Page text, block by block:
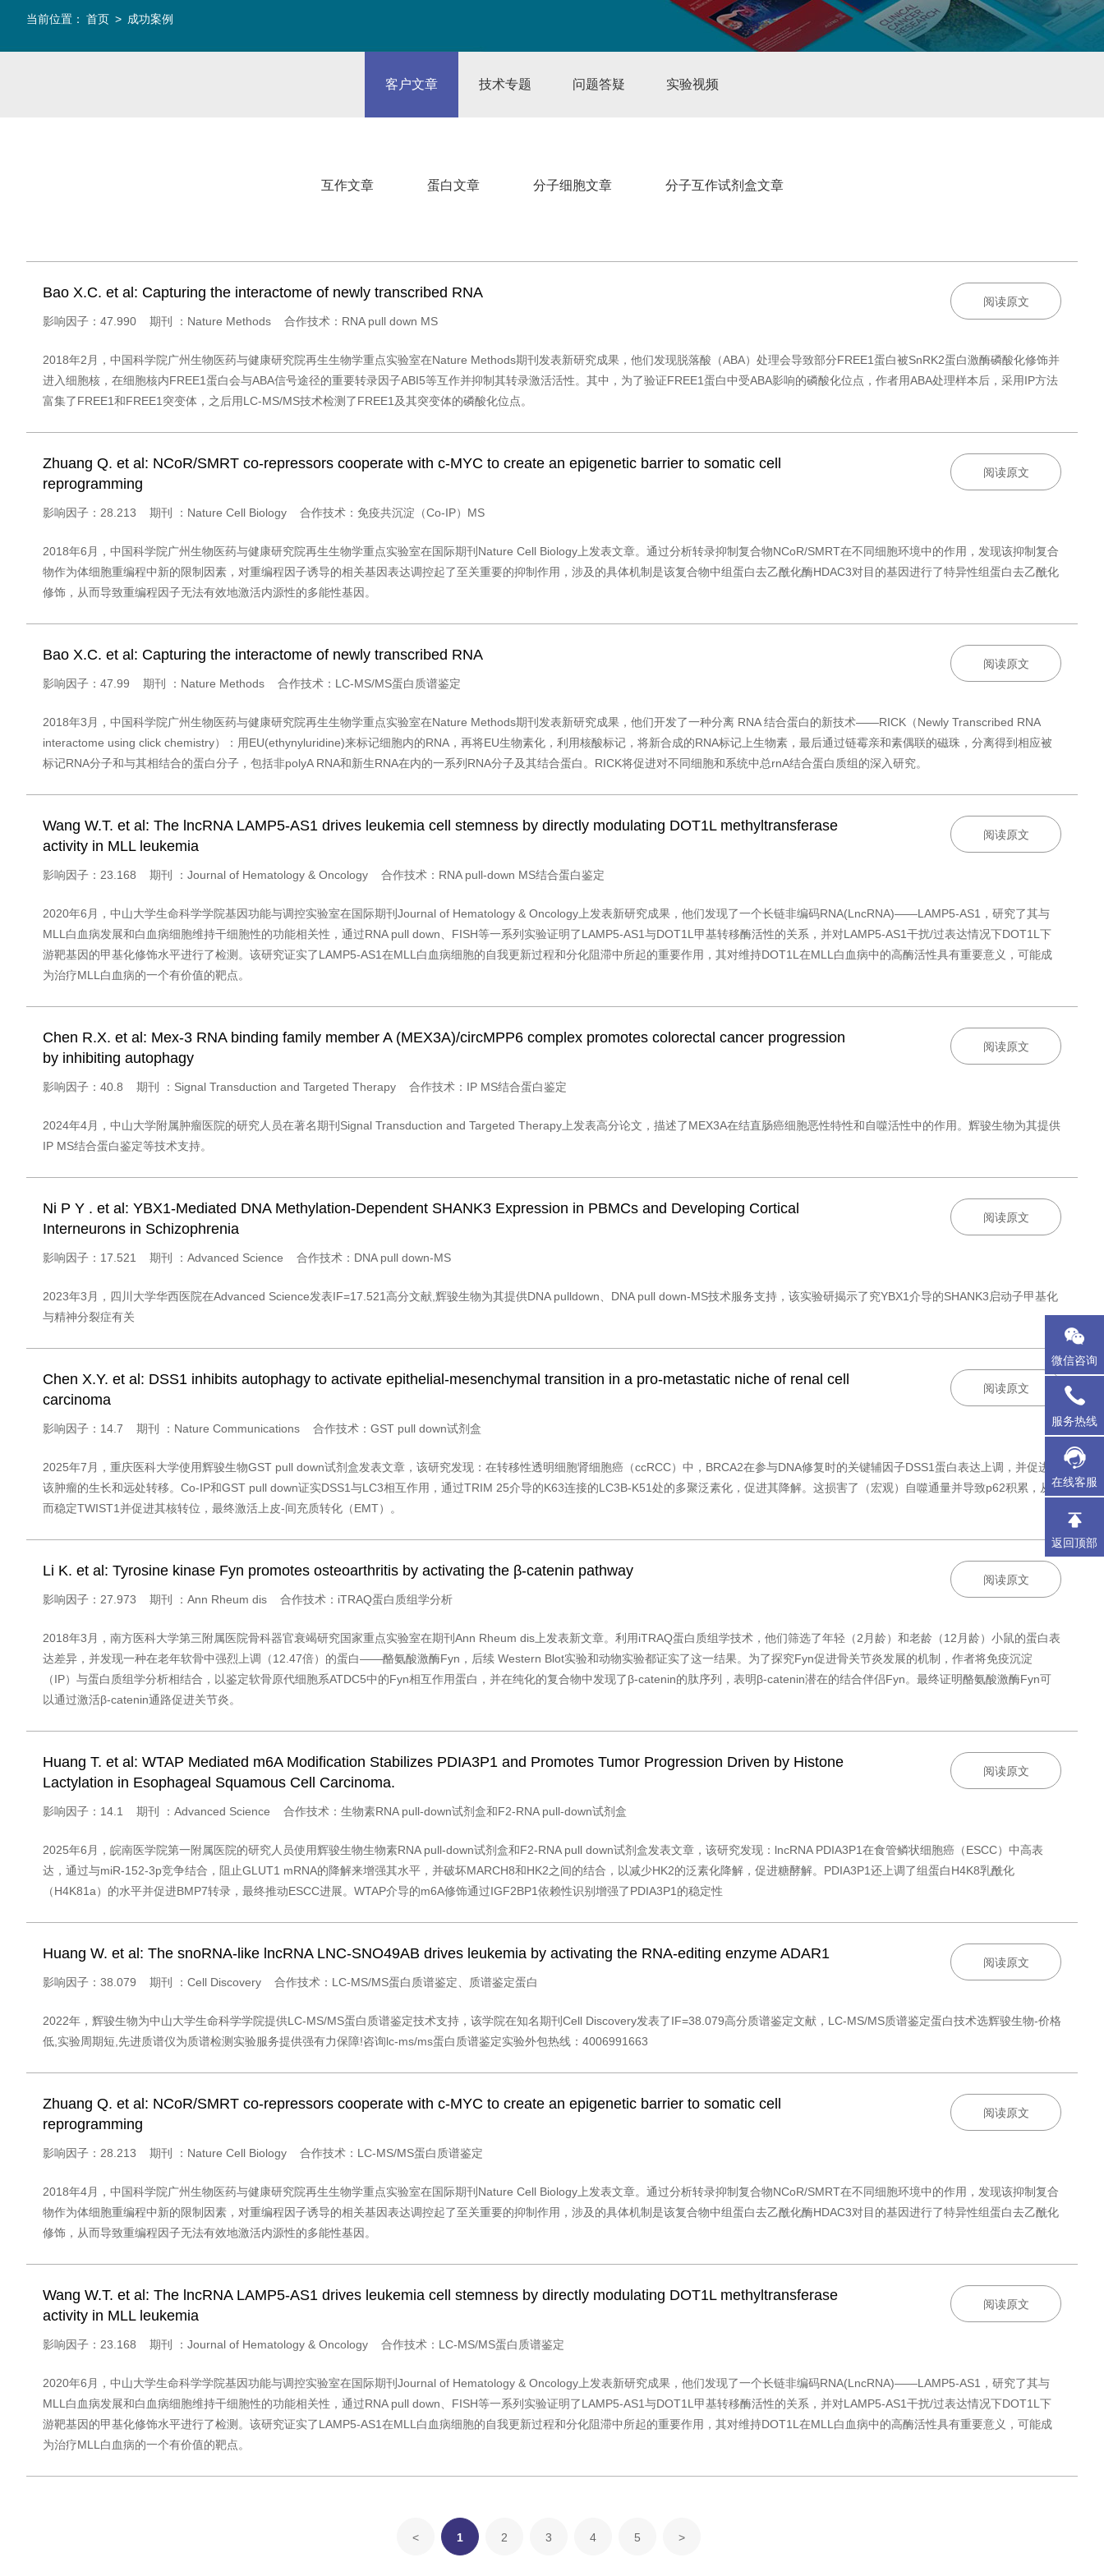
当前位置： 首页 > 成功案例
客户文章 技术专题 问题答疑 实验视频
互作文章 蛋白文章 分子细胞文章 分子互作试剂盒文章
Bao X.C. et al: Capturing the interactome of newly transcribed RNA
影响因子：47.990 期刊 ：Nature Methods 合作技术：RNA pull down MS
阅读原文
2018年2月，中国科学院广州生物医药与健康研究院再生生物学重点实验室在Nature Methods期刊发表新研究成果，他们发现脱落酸（ABA）处理会导致部分FREE1蛋白被SnRK2蛋白激酶磷酸化修饰并
进入细胞核，在细胞核内FREE1蛋白会与ABA信号途径的重要转录因子ABI5等互作并抑制其转录激活活性。其中，为了验证FREE1蛋白中受ABA影响的磷酸化位点，作者用ABA处理样本后，采用IP方法
富集了FREE1和FREE1突变体，之后用LC-MS/MS技术检测了FREE1及其突变体的磷酸化位点。
Zhuang Q. et al: NCoR/SMRT co-repressors cooperate with c-MYC to create an epigenetic barrier to somatic cell
reprogramming
影响因子：28.213 期刊 ：Nature Cell Biology 合作技术：免疫共沉淀（Co-IP）MS
阅读原文
2018年6月，中国科学院广州生物医药与健康研究院再生生物学重点实验室在国际期刊Nature Cell Biology上发表文章。通过分析转录抑制复合物NCoR/SMRT在不同细胞环境中的作用，发现该抑制复合
物作为体细胞重编程中新的限制因素，对重编程因子诱导的相关基因表达调控起了至关重要的抑制作用，涉及的具体机制是该复合物中组蛋白去乙酰化酶HDAC3对目的基因进行了特异性组蛋白去乙酰化
修饰，从而导致重编程因子无法有效地激活内源性的多能性基因。
Bao X.C. et al: Capturing the interactome of newly transcribed RNA
影响因子：47.99 期刊 ：Nature Methods 合作技术：LC-MS/MS蛋白质谱鉴定
阅读原文
2018年3月，中国科学院广州生物医药与健康研究院再生生物学重点实验室在Nature Methods期刊发表新研究成果，他们开发了一种分离 RNA 结合蛋白的新技术——RICK（Newly Transcribed RNA
interactome using click chemistry）：用EU(ethynyluridine)来标记细胞内的RNA，再将EU生物素化，利用核酸标记，将新合成的RNA标记上生物素，最后通过链霉亲和素偶联的磁珠，分离得到相应被
标记RNA分子和与其相结合的蛋白分子，包括非polyA RNA和新生RNA在内的一系列RNA分子及其结合蛋白。RICK将促进对不同细胞和系统中总rnA结合蛋白质组的深入研究。
Wang W.T. et al: The lncRNA LAMP5-AS1 drives leukemia cell stemness by directly modulating DOT1L methyltransferase
activity in MLL leukemia
影响因子：23.168 期刊 ：Journal of Hematology & Oncology 合作技术：RNA pull-down MS结合蛋白鉴定
阅读原文
2020年6月，中山大学生命科学学院基因功能与调控实验室在国际期刊Journal of Hematology & Oncology上发表新研究成果，他们发现了一个长链非编码RNA(LncRNA)——LAMP5-AS1，研究了其与
MLL白血病发展和白血病细胞维持干细胞性的功能相关性，通过RNA pull down、FISH等一系列实验证明了LAMP5-AS1与DOT1L甲基转移酶活性的关系，并对LAMP5-AS1干扰/过表达情况下DOT1L下
游靶基因的甲基化修饰水平进行了检测。该研究证实了LAMP5-AS1在MLL白血病细胞的自我更新过程和分化阻滞中所起的重要作用，其对维持DOT1L在MLL白血病中的高酶活性具有重要意义，可能成
为治疗MLL白血病的一个有价值的靶点。
Chen R.X. et al: Mex-3 RNA binding family member A (MEX3A)/circMPP6 complex promotes colorectal cancer progression
by inhibiting autophagy
影响因子：40.8 期刊 ：Signal Transduction and Targeted Therapy 合作技术：IP MS结合蛋白鉴定
阅读原文
2024年4月，中山大学附属肿瘤医院的研究人员在著名期刊Signal Transduction and Targeted Therapy上发表高分论文，描述了MEX3A在结直肠癌细胞恶性特性和自噬活性中的作用。辉骏生物为其提供
IP MS结合蛋白鉴定等技术支持。
Ni P Y . et al: YBX1-Mediated DNA Methylation-Dependent SHANK3 Expression in PBMCs and Developing Cortical
Interneurons in Schizophrenia
影响因子：17.521 期刊 ：Advanced Science 合作技术：DNA pull down-MS
阅读原文
2023年3月，四川大学华西医院在Advanced Science发表IF=17.521高分文献,辉骏生物为其提供DNA pulldown、DNA pull down-MS技术服务支持，该实验研揭示了究YBX1介导的SHANK3启动子甲基化
与精神分裂症有关
Chen X.Y. et al: DSS1 inhibits autophagy to activate epithelial-mesenchymal transition in a pro-metastatic niche of renal cell
carcinoma
影响因子：14.7 期刊 ：Nature Communications 合作技术：GST pull down试剂盒
阅读原文
2025年7月，重庆医科大学使用辉骏生物GST pull down试剂盒发表文章，该研究发现：在转移性透明细胞肾细胞癌（ccRCC）中，BRCA2在参与DNA修复时的关键辅因子DSS1蛋白表达上调，并促进了
该肿瘤的生长和远处转移。Co-IP和GST pull down证实DSS1与LC3相互作用，通过TRIM 25介导的K63连接的LC3B-K51处的多聚泛素化，促进其降解。这损害了（宏观）自噬通量并导致p62积累，从
而稳定TWIST1并促进其核转位，最终激活上皮-间充质转化（EMT）。
Li K. et al: Tyrosine kinase Fyn promotes osteoarthritis by activating the β-catenin pathway
影响因子：27.973 期刊 ：Ann Rheum dis 合作技术：iTRAQ蛋白质组学分析
阅读原文
2018年3月，南方医科大学第三附属医院骨科器官衰竭研究国家重点实验室在期刊Ann Rheum dis上发表新文章。利用iTRAQ蛋白质组学技术，他们筛选了年轻（2月龄）和老龄（12月龄）小鼠的蛋白表
达差异，并发现一种在老年软骨中强烈上调（12.47倍）的蛋白——酪氨酸激酶Fyn，后续 Western Blot实验和动物实验都证实了这一结果。为了探究Fyn促进骨关节炎发展的机制，作者将免疫沉淀
（IP）与蛋白质组学分析相结合，以鉴定软骨原代细胞系ATDC5中的Fyn相互作用蛋白，并在纯化的复合物中发现了β-catenin的肽序列，表明β-catenin潜在的结合伴侣Fyn。最终证明酪氨酸激酶Fyn可
以通过激活β-catenin通路促进关节炎。
Huang T. et al: WTAP Mediated m6A Modification Stabilizes PDIA3P1 and Promotes Tumor Progression Driven by Histone
Lactylation in Esophageal Squamous Cell Carcinoma.
影响因子：14.1 期刊 ：Advanced Science 合作技术：生物素RNA pull-down试剂盒和F2-RNA pull-down试剂盒
阅读原文
2025年6月，皖南医学院第一附属医院的研究人员使用辉骏生物生物素RNA pull-down试剂盒和F2-RNA pull down试剂盒发表文章，该研究发现：lncRNA PDIA3P1在食管鳞状细胞癌（ESCC）中高表
达，通过与miR-152-3p竞争结合，阻止GLUT1 mRNA的降解来增强其水平，并破坏MARCH8和HK2之间的结合，以减少HK2的泛素化降解，促进糖酵解。PDIA3P1还上调了组蛋白H4K8乳酰化
（H4K81a）的水平并促进BMP7转录，最终推动ESCC进展。WTAP介导的m6A修饰通过IGF2BP1依赖性识别增强了PDIA3P1的稳定性
Huang W. et al: The snoRNA-like lncRNA LNC-SNO49AB drives leukemia by activating the RNA-editing enzyme ADAR1
影响因子：38.079 期刊 ：Cell Discovery 合作技术：LC-MS/MS蛋白质谱鉴定、质谱鉴定蛋白
阅读原文
2022年，辉骏生物为中山大学生命科学学院提供LC-MS/MS蛋白质谱鉴定技术支持，该学院在知名期刊Cell Discovery发表了IF=38.079高分质谱鉴定文献，LC-MS/MS质谱鉴定蛋白技术选辉骏生物-价格
低,实验周期短,先进质谱仪为质谱检测实验服务提供强有力保障!咨询lc-ms/ms蛋白质谱鉴定实验外包热线：4006991663
Zhuang Q. et al: NCoR/SMRT co-repressors cooperate with c-MYC to create an epigenetic barrier to somatic cell
reprogramming
影响因子：28.213 期刊 ：Nature Cell Biology 合作技术：LC-MS/MS蛋白质谱鉴定
阅读原文
2018年4月，中国科学院广州生物医药与健康研究院再生生物学重点实验室在国际期刊Nature Cell Biology上发表文章。通过分析转录抑制复合物NCoR/SMRT在不同细胞环境中的作用，发现该抑制复合
物作为体细胞重编程中新的限制因素，对重编程因子诱导的相关基因表达调控起了至关重要的抑制作用，涉及的具体机制是该复合物中组蛋白去乙酰化酶HDAC3对目的基因进行了特异性组蛋白去乙酰化
修饰，从而导致重编程因子无法有效地激活内源性的多能性基因。
Wang W.T. et al: The lncRNA LAMP5-AS1 drives leukemia cell stemness by directly modulating DOT1L methyltransferase
activity in MLL leukemia
影响因子：23.168 期刊 ：Journal of Hematology & Oncology 合作技术：LC-MS/MS蛋白质谱鉴定
阅读原文
2020年6月，中山大学生命科学学院基因功能与调控实验室在国际期刊Journal of Hematology & Oncology上发表新研究成果，他们发现了一个长链非编码RNA(LncRNA)——LAMP5-AS1，研究了其与
MLL白血病发展和白血病细胞维持干细胞性的功能相关性，通过RNA pull down、FISH等一系列实验证明了LAMP5-AS1与DOT1L甲基转移酶活性的关系，并对LAMP5-AS1干扰/过表达情况下DOT1L下
游靶基因的甲基化修饰水平进行了检测。该研究证实了LAMP5-AS1在MLL白血病细胞的自我更新过程和分化阻滞中所起的重要作用，其对维持DOT1L在MLL白血病中的高酶活性具有重要意义，可能成
为治疗MLL白血病的一个有价值的靶点。
< 1 2 3 4 5 >
微信咨询
服务热线
在线客服
返回顶部